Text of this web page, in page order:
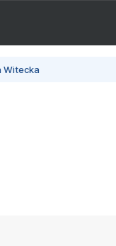
Witecka